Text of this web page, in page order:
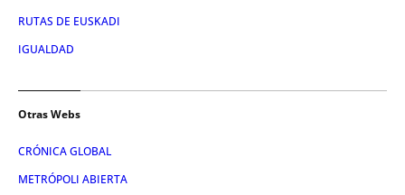
RUTAS DE EUSKADI
IGUALDAD
Otras Webs
CRÓNICA GLOBAL
METRÓPOLI ABIERTA